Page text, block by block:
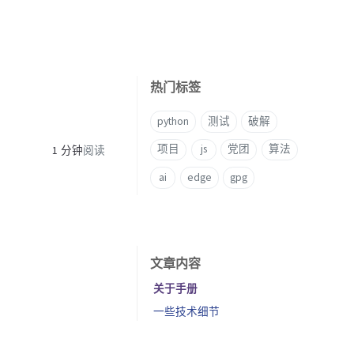
1 分钟阅读
热门标签
python 测试 破解
项目 js 党团 算法
ai edge gpg
文章内容
关于手册
一些技术细节